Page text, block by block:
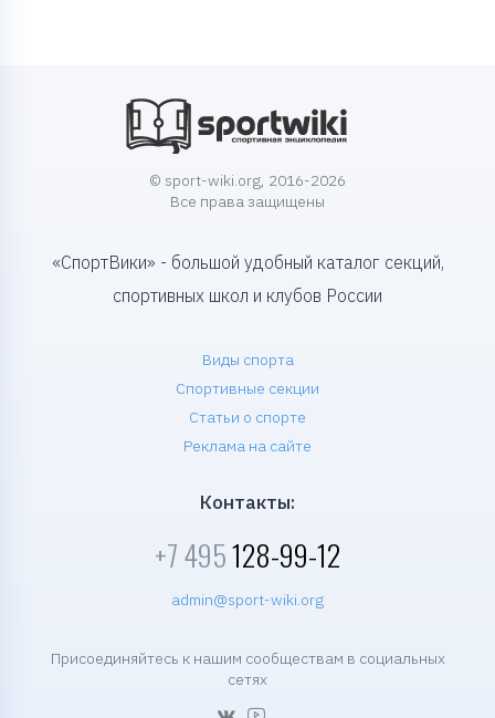
© sport-wiki.org, 2016-2026
Все права защищены
«СпортВики» - большой удобный каталог секций,
спортивных школ и клубов России
Виды спорта
Спортивные секции
Статьи о спорте
Реклама на сайте
Контакты:
+7 495128-99-12
admin@sport-wiki.org
Присоединяйтесь к нашим сообществам в социальных
сетях